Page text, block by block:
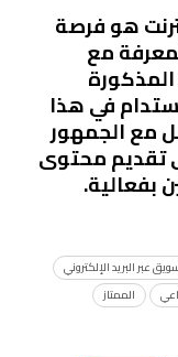
هو فرصة
مع
المذكورة
في هذا
مع الجمهور
تقديم محتوى
بفعالية.
عبر البريد الإلكتروني
الممتاز